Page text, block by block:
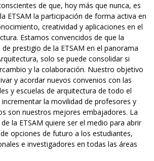
de que, hoy más que nunca, es
ETSAM la participación de forma activa en
creatividad y aplicaciones en el
Estamos convencidos de que la
prestigio de la ETSAM en el panorama
solo se puede consolidar si
y la colaboración. Nuestro objetivo
y acordar nuevos convenios con las
y escuelas de arquitectura de todo el
la movilidad de profesores y
son nuestros mejores embajadores. La
la ETSAM quiere ser el medio para abrir
opciones de futuro a los estudiantes,
e investigadores en todas las áreas